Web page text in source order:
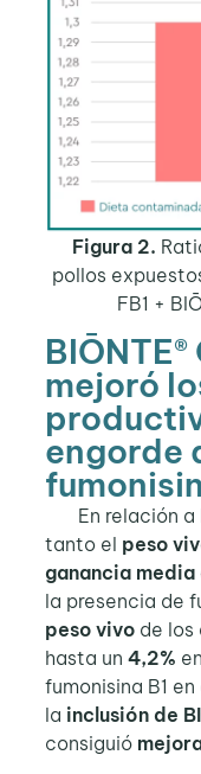
Figura 2.
pollos
FB1 +
BIŌNTE®
mejoró
engorde
En relación a
tanto el peso
ganancia
la presencia de
peso vivode los
hasta un 4,2%
fumonisina B1
la inclusión de
consiguió